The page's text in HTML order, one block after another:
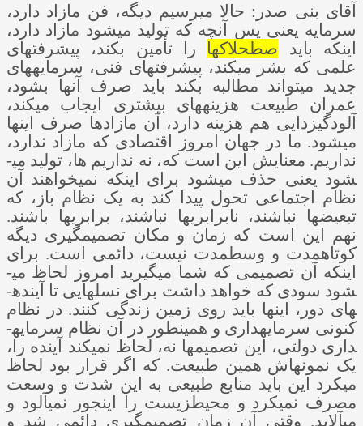
آقای بنی­ صدر: حالا می­رسیم دیگه، فن مازاد دارد،
سرمایه یعنی پس آنچه که تولید می­شود مازاد دارد،
اینکه باید صطحلاک­ها را تأمین بکند، پیشرفت­های
علمی که بشر می­کند، پیشرفت­های فنی، سرمایه­های
جدید می­تواند مطالبه بکند باید صرف آنها بشود،
عمران طبیعت هزینه­های بیشتری ایجاب می­کند،
آلودگی­زدایی هم هزینه دارد، آن مازادها صرف اینها
می­شود. ما در جهان امروز اقتصادی که مازاد ندارد،
نداریم. معنایش این است که، نه نداریم ها، تولید می­
شود یعنی حذف می­شود برای اینکه نمی­خواهند آن
نظام اجتماعی تحول پیدا کند به یک نظام باز، که
تبعیض­ها نباشند، نابرابری­ها نباشند، برابری­ها باشند.
نهم این است که زمان و مکان تصمیم­گیری دیگه
کوتاه­مدت و وسط­مدت نیست، دائمی است. برای
اینکه آن تصمیمی که شما می­گیرید امروز لحاظ می­
شود سودی که خواهد داشت برای نسل­هایی تا آینده­
های دور، اینها باید روی زمین زندگی کنند. در نظام
کنونی سرمایه­داری و همینطور در آن نظام سرمایه­
داری دولتی، این تصمیم­ها نه، لحاظ نمی­کند آینده را،
یک نمونه­اش همین طبیعت. که اگر قرار بود لحاظ
می­کرد این باید منابع طبیعی به این شدت و وسعت
مصرف نمی­کرد و محیط­زیست را اینجور نمی­آلود و
می­آلاید. وقتی آن زمان تصمیم­گیری دائمی شد و